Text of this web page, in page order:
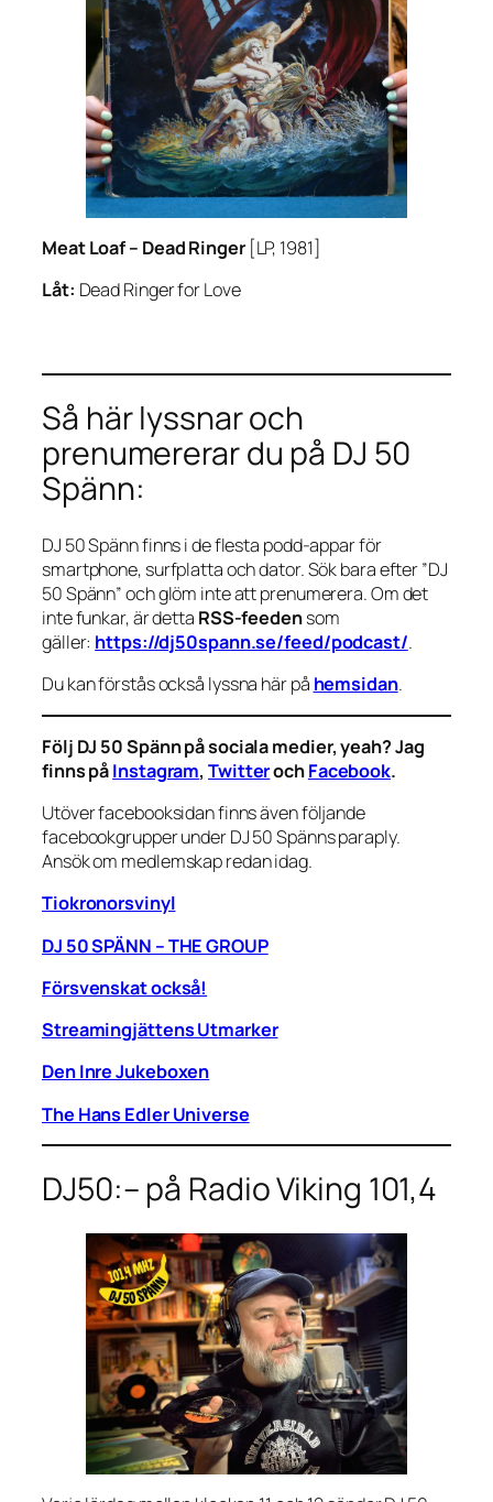
Meat Loaf – Dead Ringer [LP, 1981]
Låt: Dead Ringer for Love
Så här lyssnar och
prenumererar du på DJ 50
Spänn:
DJ 50 Spänn finns i de flesta podd-appar för
smartphone, surfplatta och dator. Sök bara efter ”DJ
50 Spänn” och glöm inte att prenumerera. Om det
inte funkar, är detta RSS-feedensom
gäller: https://dj50spann.se/feed/podcast/.
Du kan förstås också lyssna här på hemsidan.
Följ DJ 50 Spänn på sociala medier, yeah? Jag
finns påInstagram,TwitterochFacebook.
Utöver facebooksidan finns även följande
facebookgrupper under DJ 50 Spänns paraply.
Ansök om medlemskap redan idag.
Tiokronorsvinyl
DJ 50 SPÄNN – THE GROUP
Försvenskat också!
Streamingjättens Utmarker
Den Inre Jukeboxen
The Hans Edler Universe
DJ50:– på Radio Viking 101,4